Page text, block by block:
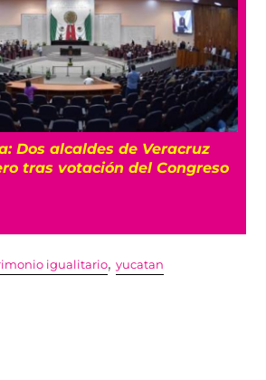
Dos alcaldes de Veracruz
tras votación del Congreso
igualitario,yucatan